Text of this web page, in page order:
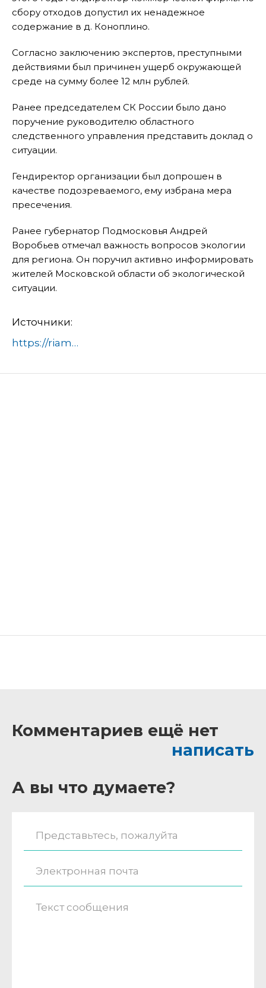
сбору отходов допустил их ненадежное
содержание в д. Коноплино.
Согласно заключению экспертов, преступными
действиями был причинен ущерб окружающей
среде на сумму более 12 млн рублей.
Ранее председателем СК России было дано
поручение руководителю областного
следственного управления представить доклад о
ситуации.
Гендиректор организации был допрошен в
качестве подозреваемого, ему избрана мера
пресечения.
Ранее губернатор Подмосковья Андрей
Воробьев отмечал важность вопросов экологии
для региона. Он поручил активно информировать
жителей Московской области об экологической
ситуации.
Источники:
https://riamo.ru/article/598232/direktor-firmy-v-podmoskove-podozrevaetsya-v-narushenii-pri-obraschenii-s-opasnymi-othodami
Комментариев ещё нет
написать
А вы что думаете?